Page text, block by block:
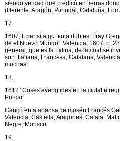
siendo verdad que predicó en tierras
diferente: Aragón, Portugal, Cataluña,
17.
1607, I, per si algu tenia dubtes, Fray
de el Nuevo Mundo”. Valencia, 1607, p.
general, que es la Latina, de la cual se
son: Italiana, Francesa, Catalana,
muchas”
18.
1612."Coses evengudes en la ciutat e
Porcar.
Cançó en alabansa de mosén Francés
Valencia, Castella, Aragones, Catala,
Negre, Morisco
19.